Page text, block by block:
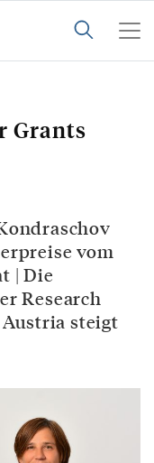
Grants
vom
| Die
Research
steigt